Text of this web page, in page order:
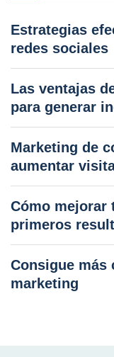
Estrategias
redes sociales
Las ventajas
para generar
Marketing de
aumentar
Cómo mejorar
primeros
Consigue más
marketing